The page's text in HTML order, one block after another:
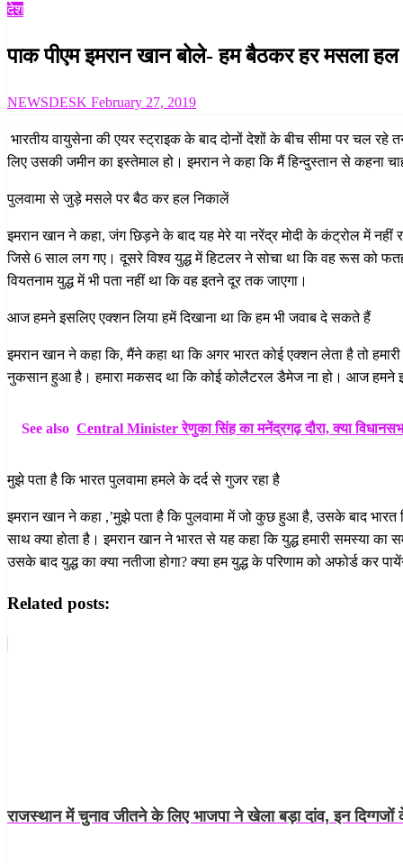
देश
पाक पीएम इमरान खान बोले- हम बैठकर हर मसला
NEWSDESK Posted
February 27, 2019
भारतीय वायुसेना की एयर स्ट्राइक के बाद दोनों देशों के बीच सीमा पर चल
लिए उसकी जमीन का इस्तेमाल हो। इमरान ने कहा कि मैं हिन्दुस्तान से कहना
पुलवामा से जुड़े मसले पर बैठ कर हल निकालें
इमरान खान ने कहा, जंग छिड़ने के बाद यह मेरे या नरेंद्र मोदी के कंट्रोल में नहीं
जिसे 6 साल लग गए। दूसरे विश्व युद्ध में हिटलर ने सोचा था कि वह रूस को
वियतनाम युद्ध में भी पता नहीं था कि वह इतने दूर तक जाएगा।
आज हमने इसलिए एक्शन लिया हमें दिखाना था कि हम भी जवाब दे सकते हैं
इमरान खान ने कहा कि, मैंने कहा था कि अगर भारत कोई एक्शन लेता है तो
नुकसान हुआ है। हमारा मकसद था कि कोई कोलैटरल डैमेज ना हो। आज हमने
See also Central Minister रेणुका सिंह का मनेंद्रगढ़ दौरा, क्या
मुझे पता है कि भारत पुलवामा हमले के दर्द से गुजर रहा है
इमरान खान ने कहा ,’मुझे पता है कि पुलवामा में जो कुछ हुआ है, उसके बाद भारत
साथ क्या होता है। इमरान खान ने भारत से यह कहा कि युद्ध हमारी समस्या
उसके बाद युद्ध का क्या नतीजा होगा? क्या हम युद्ध के परिणाम को अफोर्ड कर
Related posts:
राजस्थान में चुनाव जीतने के लिए भाजपा ने खेला बड़ा दांव, इन दिग्गजों